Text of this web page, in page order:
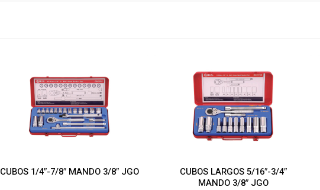
CUBOS 1/4″-7/8″ MANDO 3/8″ JGO
CUBOS LARGOS 5/16″-3/4″
MANDO 3/8″ JGO